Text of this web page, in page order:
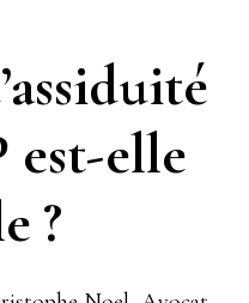
est-elle
?